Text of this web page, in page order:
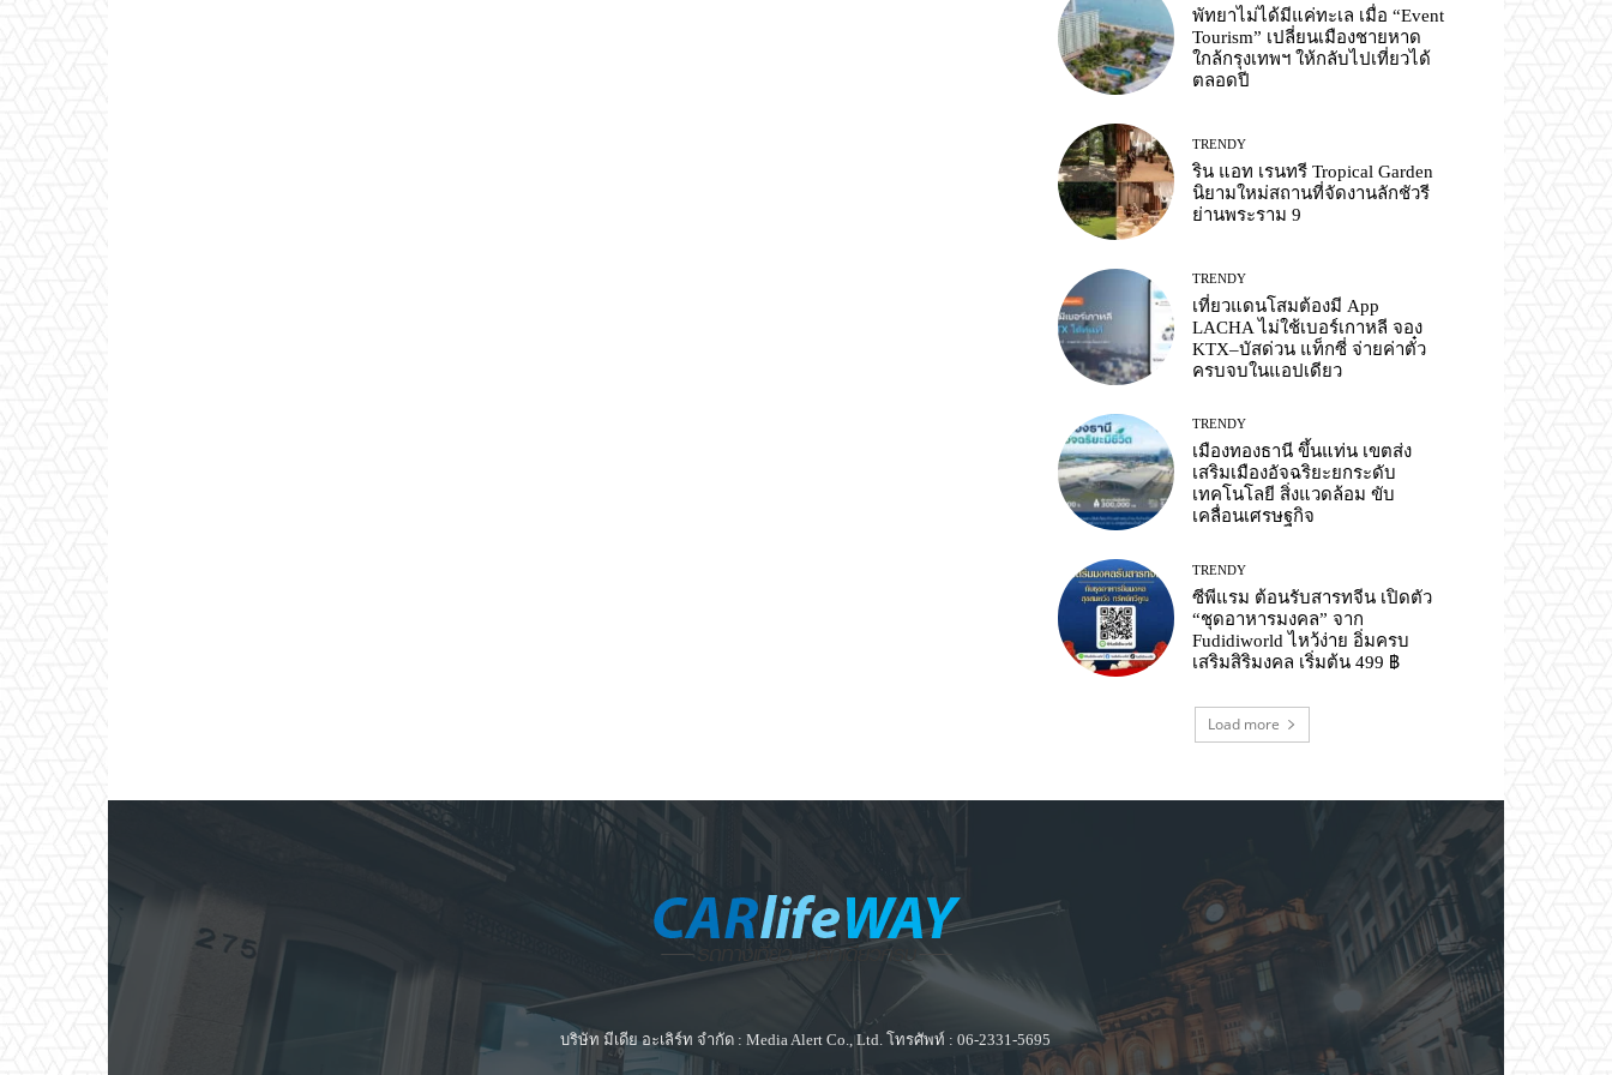
พัทยาไม่ได้มีแค่ทะเล เมื่อ “Event
Tourism” เปลี่ยนเมืองชายหาด
ใกล้กรุงเทพฯ ให้กลับไปเที่ยวได้
ตลอดปี
TRENDY
ริน แอท เรนทรี Tropical Garden
นิยามใหม่สถานที่จัดงานลักชัวรี
ย่านพระราม 9
TRENDY
เที่ยวแดนโสมต้องมี App
LACHA ไม่ใช้เบอร์เกาหลี จอง
KTX–บัสด่วน แท็กซี่ จ่ายค่าตั๋ว
ครบจบในแอปเดียว
TRENDY
เมืองทองธานี ขึ้นแท่น เขตส่ง
เสริมเมืองอัจฉริยะยกระดับ
เทคโนโลยี สิ่งแวดล้อม ขับ
เคลื่อนเศรษฐกิจ
TRENDY
ซีพีแรม ต้อนรับสารทจีน เปิดตัว
“ชุดอาหารมงคล” จาก
Fudidiworld ไหว้ง่าย อิ่มครบ
เสริมสิริมงคล เริ่มต้น 499 ฿
Load more
บริษัท มีเดีย อะเลิร์ท จำกัด : Media Alert Co., Ltd. โทรศัพท์ : 06-2331-5695